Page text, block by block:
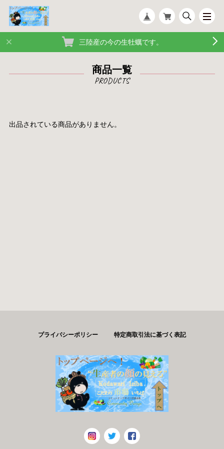
三陸産の今の生牡蠣です。
商品一覧
出品されている商品がありません。
プライバシーポリシー 特定商取引法に基づく表記